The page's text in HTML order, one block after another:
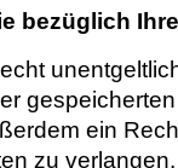
bezüglich
ein
zu